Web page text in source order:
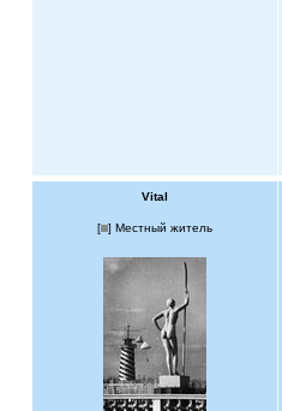
Vital
[ ] Местный житель